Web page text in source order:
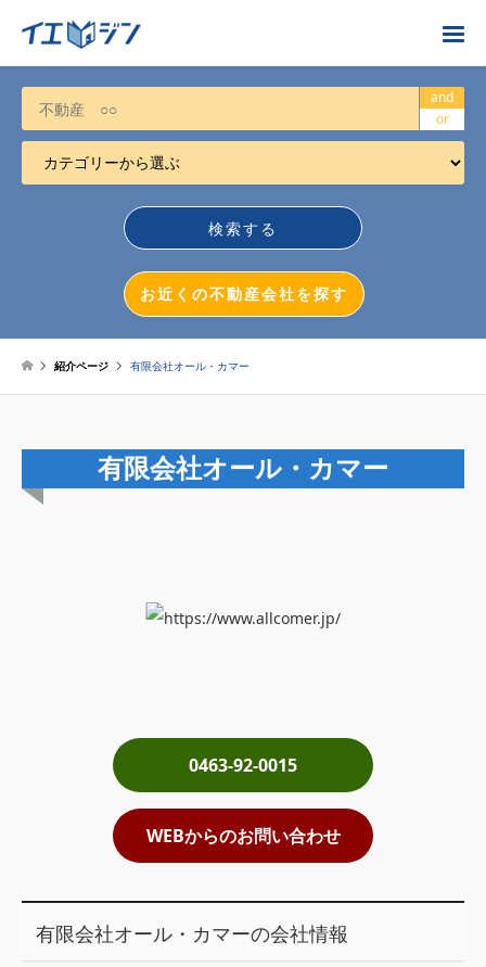
お近くの不動産会社を探す
カテゴリーから選ぶ
不動産売却
不動産投資
マンション売却
土地売却
利用規約について
掲載受付窓口はこちら
and
or
お近くの不動産会社を探す
紹介ページ 有限会社オール・カマー
有限会社オール・カマー
0463-92-0015
WEBからのお問い合わせ
有限会社オール・カマーの会社情報